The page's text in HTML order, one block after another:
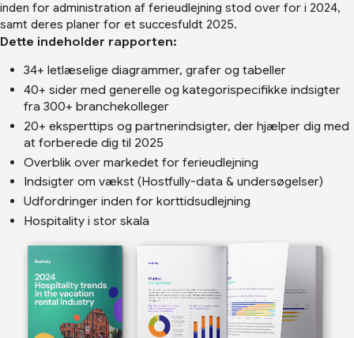
inden for administration af ferieudlejning stod over for i 2024,
samt deres planer for et succesfuldt 2025.​
Dette indeholder rapporten:
34+ letlæselige diagrammer, grafer og tabeller
40+ sider med generelle og kategorispecifikke indsigter
fra 300+ branchekolleger
20+ eksperttips og partnerindsigter, der hjælper dig med
at forberede dig til 2025
Overblik over markedet for ferieudlejning
Indsigter om vækst (Hostfully-data & undersøgelser)
Udfordringer inden for korttidsudlejning
Hospitality i stor skala